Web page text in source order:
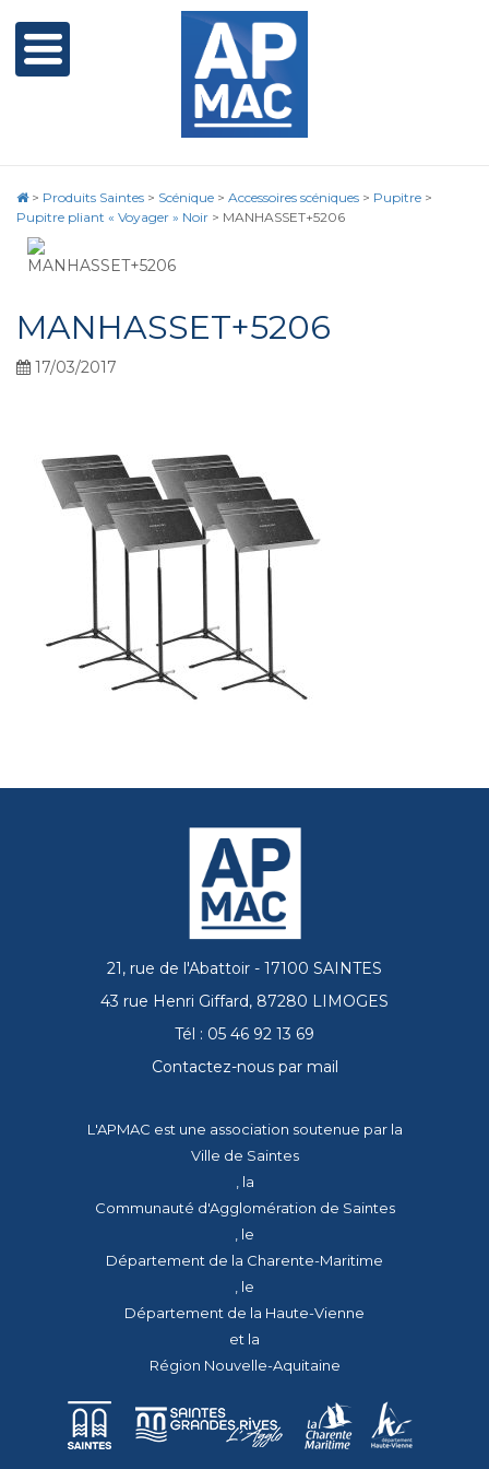
> Produits Saintes > Scénique > Accessoires scéniques > Pupitre >
Pupitre pliant « Voyager » Noir > MANHASSET+5206
MANHASSET+5206
17/03/2017
21, rue de l'Abattoir - 17100 SAINTES
43 rue Henri Giffard, 87280 LIMOGES
Tél : 05 46 92 13 69
Contactez-nous par mail
L'APMAC est une association soutenue par la
Ville de Saintes
, la
Communauté d'Agglomération de Saintes
, le
Département de la Charente-Maritime
, le
Département de la Haute-Vienne
et la
Région Nouvelle-Aquitaine